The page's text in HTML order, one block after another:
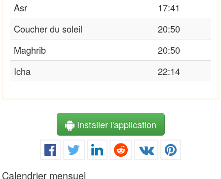
Asr
17:41
Coucher du soleil
20:50
Maghrib
20:50
Icha
22:14
Installer l'application
Calendrier mensuel